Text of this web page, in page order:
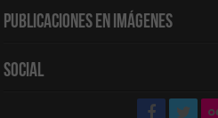
Publicaciones en Imágenes
Social